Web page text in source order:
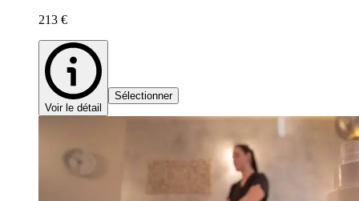
213 €
Voir le détail
Sélectionner